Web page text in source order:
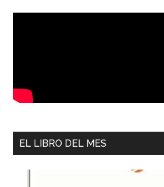
EL LIBRO DEL MES